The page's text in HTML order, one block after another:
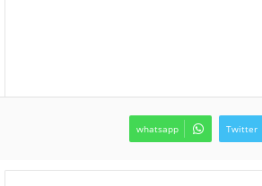
Twitter
whatsapp